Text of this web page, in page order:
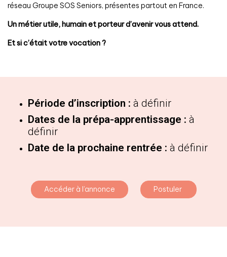
réseau Groupe SOS Seniors, présentes partout en France.
Un métier utile, humain et porteur d’avenir vous attend.
Et si c’était votre vocation ?
Période d’inscription : à définir
Dates de la prépa-apprentissage : à
définir
Date de la prochaine rentrée : à définir
Accéder à l’annonce Postuler